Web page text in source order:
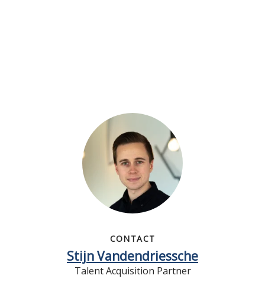
CONTACT
Stijn Vandendriessche
Talent Acquisition Partner